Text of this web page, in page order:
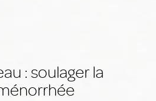
: soulager la